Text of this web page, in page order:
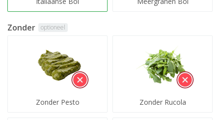
Zonder optioneel
Zonder Pesto Zonder Rucola